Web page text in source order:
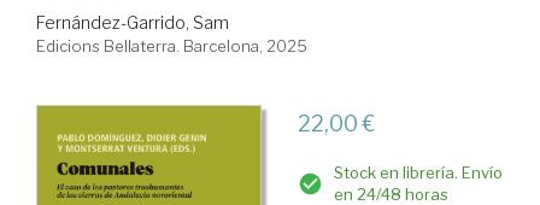
Fernández-Garrido, Sam
Edicions Bellaterra. Barcelona, 2025
22,00 €
Stock en librería. Envío
en 24/48 horas